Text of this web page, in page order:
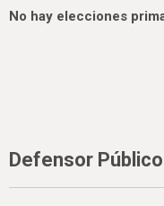
No hay elecciones
Defensor Público